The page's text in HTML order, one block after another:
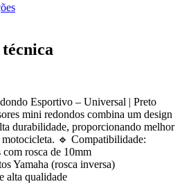
Esportivo – Universal | Preto
mini redondos combina um design
durabilidade, proporcionando melhor
🔹 Compatibilidade:
rosca de 10mm
Yamaha (rosca inversa)
alta qualidade